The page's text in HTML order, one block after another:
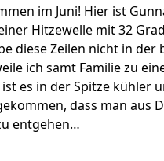
im Juni! Hier ist
Hitzewelle mit 32
diese Zeilen nicht in der
ich samt Familie zu
ist es in der Spitze kühler
dass man aus
entgehen…